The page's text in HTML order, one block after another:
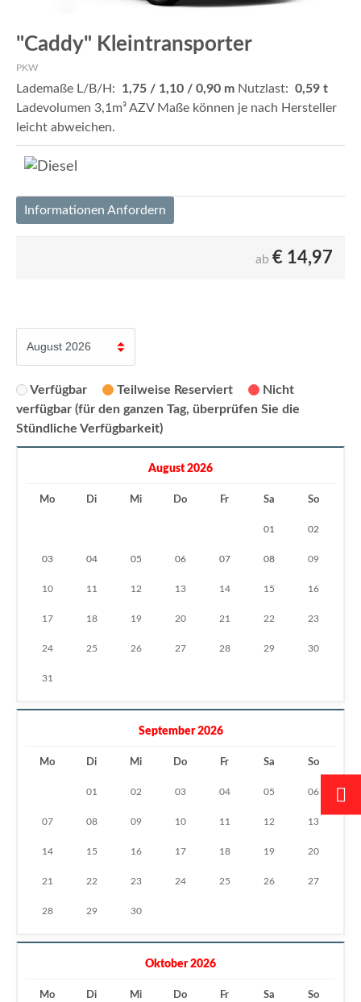
"Caddy" Kleintransporter
PKW
Lademaße L/B/H: 1,75 / 1,10 / 0,90 m Nutzlast: 0,59 t
Ladevolumen 3,1m³ AZV Maße können je nach Hersteller
leicht abweichen.
Informationen Anfordern
ab € 14,97
Verfügbar Teilweise Reserviert
Nicht
verfügbar (für den ganzen Tag, überprüfen Sie die
Stündliche Verfügbarkeit)
August 2026
Mo Di Mi Do Fr Sa So
01 02
03 04 05 06 07 08 09
10 11 12 13 14 15 16
17 18 19 20 21 22 23
24 25 26 27 28 29 30
31
September 2026
Mo Di Mi Do Fr Sa So
01 02 03 04 05 06
07 08 09 10 11 12 13
14 15 16 17 18 19 20
21 22 23 24 25 26 27
28 29 30
Oktober 2026
Mo Di Mi Do Fr Sa So